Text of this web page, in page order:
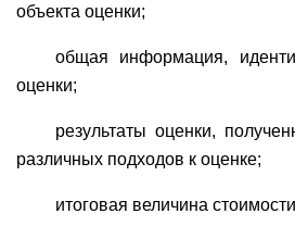
объекта оценки;
общая информация,
оценки;
результаты оценки,
различных подходов к оценке;
итоговая величина